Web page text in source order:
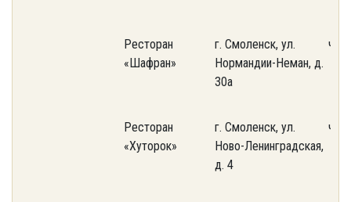
Ресторан
«Шафран»
г. Смоленск, ул.
Нормандии-Неман, д.
30а
Ресторан
«Хуторок»
г. Смоленск, ул.
Ново-Ленинградская,
д. 4